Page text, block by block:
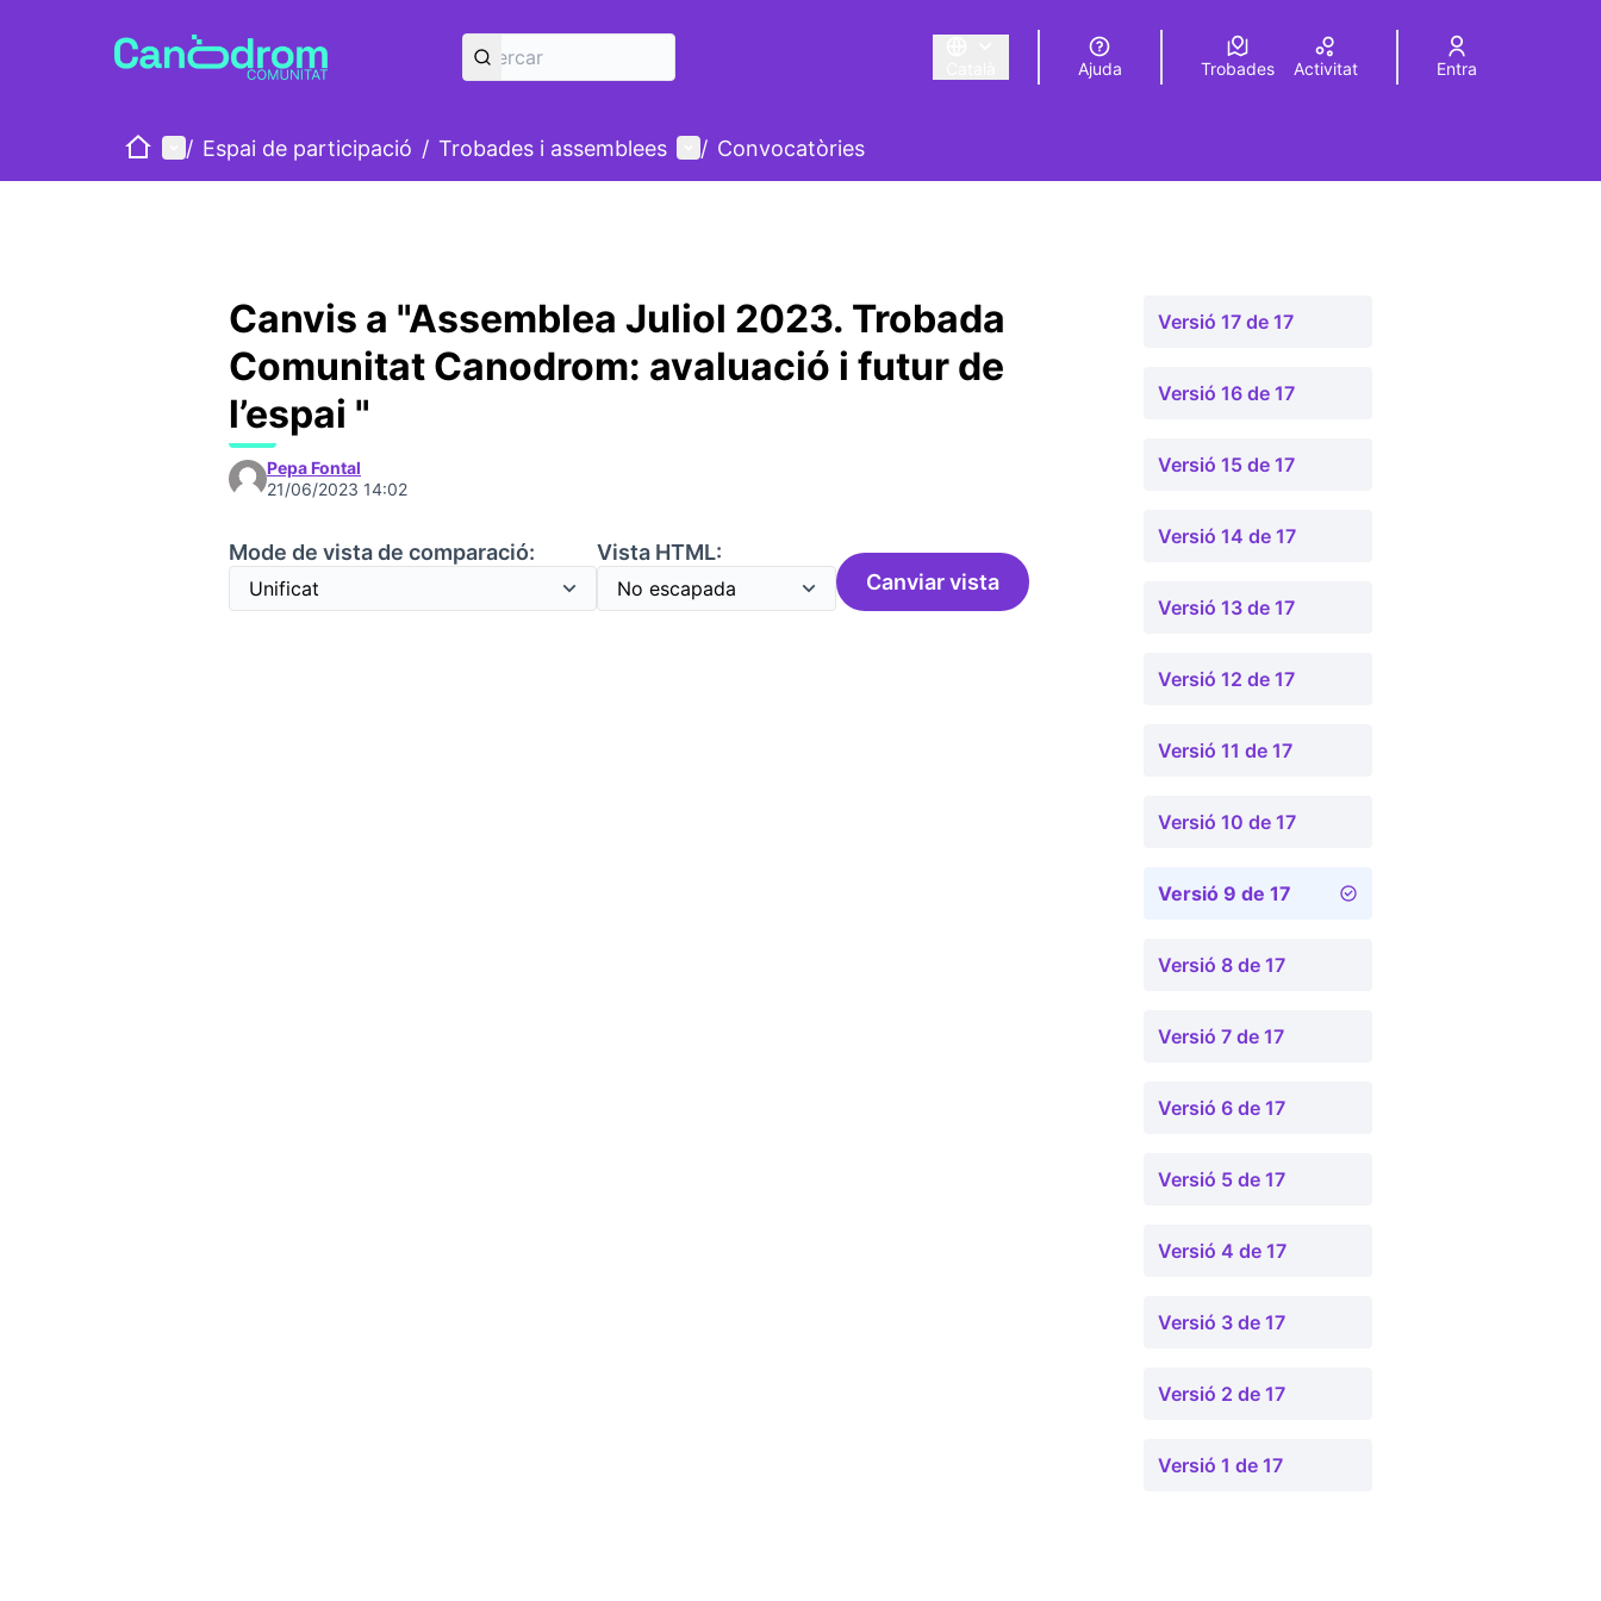
Triar la llengua Elegir el idioma Choose language
Ajuda Trobades Activitat Entra
IniciMenú principal
/ Espai de participació / Trobades i assemblees Menú d'usuari
/ Convocatòries
Canvis a "Assemblea Juliol 2023. Trobada
Comunitat Canodrom: avaluació i futur de
l’espai "
Pepa Fontal
21/06/2023 14:02
Mode de vista de comparació:
Vista HTML:
Canviar vista
Versió 17 de 17
Versió 16 de 17
Versió 15 de 17
Versió 14 de 17
Versió 13 de 17
Versió 12 de 17
Versió 11 de 17
Versió 10 de 17
Versió 9 de 17
Versió 8 de 17
Versió 7 de 17
Versió 6 de 17
Versió 5 de 17
Versió 4 de 17
Versió 3 de 17
Versió 2 de 17
Versió 1 de 17